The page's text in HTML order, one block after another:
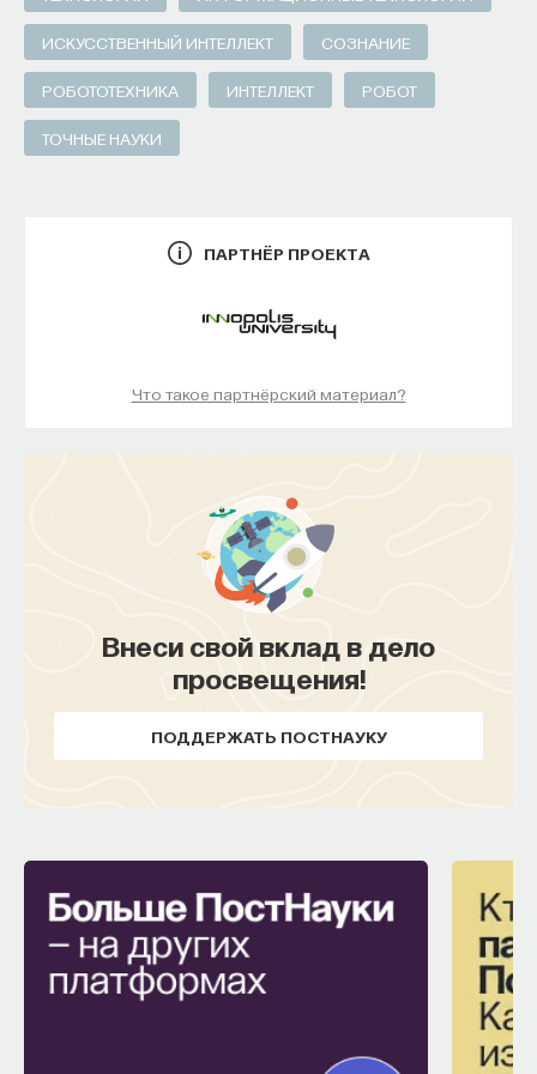
ИСКУССТВЕННЫЙ ИНТЕЛЛЕКТ СОЗНАНИЕ
РОБОТОТЕХНИКА ИНТЕЛЛЕКТ РОБОТ
ТОЧНЫЕ НАУКИ
ПАРТНЁР ПРОЕКТА
Что такое партнёрский материал?
Внеси свой вклад в дело
просвещения!
ПОДДЕРЖАТЬ ПОСТНАУКУ